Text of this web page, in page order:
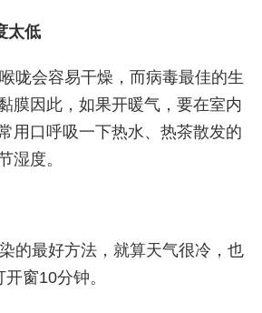
太低
咙会容易干燥，而病毒最佳的生
膜因此，如果开暖气，要在室内
用口呼吸一下热水、热茶散发的
湿度。
的最好方法，就算天气很冷，也
窗10分钟。